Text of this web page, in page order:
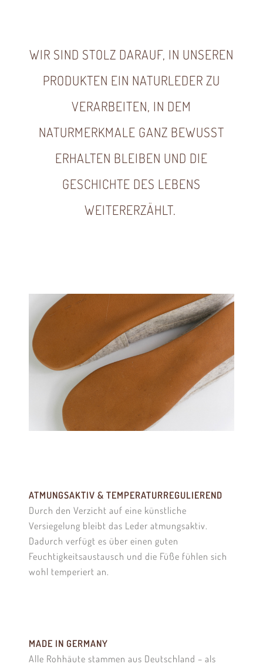
WIR SIND STOLZ DARAUF, IN UNSEREN
PRODUKTEN EIN NATURLEDER ZU
VERARBEITEN, IN DEM
NATURMERKMALE GANZ BEWUSST
ERHALTEN BLEIBEN UND DIE
GESCHICHTE DES LEBENS
WEITERERZÄHLT.
ATMUNGSAKTIV & TEMPERATURREGULIEREND
Durch den Verzicht auf eine künstliche
Versiegelung bleibt das Leder atmungsaktiv.
Dadurch verfügt es über einen guten
Feuchtigkeitsaustausch und die Füße fühlen sich
wohl temperiert an.
MADE IN GERMANY
Alle Rohhäute stammen aus Deutschland – als